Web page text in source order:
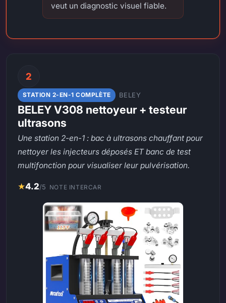
veut un diagnostic visuel fiable.
2
STATION 2-EN-1 COMPLÈTE BELEY
BELEY V308 nettoyeur + testeur
ultrasons
Une station 2-en-1 : bac à ultrasons chauffant pour
nettoyer les injecteurs déposés ET banc de test
multifonction pour visualiser leur pulvérisation.
★4.2/5 NOTE INTERCAR